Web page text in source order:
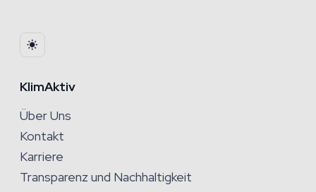
KlimAktiv
Über Uns
Kontakt
Karriere
Transparenz und Nachhaltigkeit